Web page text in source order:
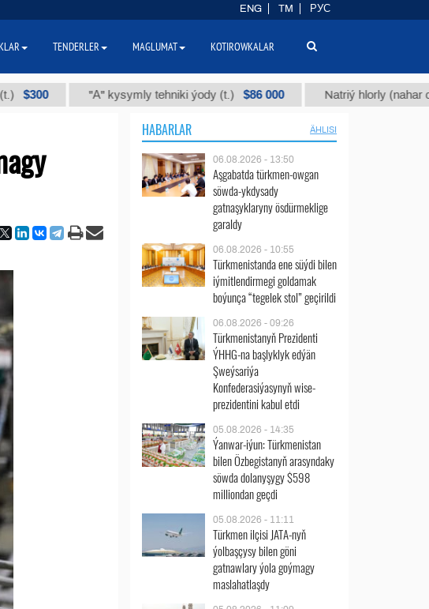
"А" kysymly tehniki ýody (t.) $86 000 Natriý hlorly (nahar duzy)
HABARLAR ÄHLISI
06.08.2026 - 13:50
Aşgabatda türkmen-owgan
söwda-ykdysady
gatnaşyklaryny ösdürmeklige
garaldy
06.08.2026 - 10:55
Türkmenistanda ene süýdi bilen
iýmitlendirmegi goldamak
boýunça “tegelek stol” geçirildi
06.08.2026 - 09:26
Türkmenistanyň Prezidenti
ÝHHG-na başlyklyk edýän
Şweýsariýa
Konfederasiýasynyň wise-
prezidentini kabul etdi
05.08.2026 - 14:35
Ýanwar-iýun: Türkmenistan
bilen Özbegistanyň arasyndaky
söwda dolanyşygy $598
milliondan geçdi
05.08.2026 - 11:11
Türkmen ilçisi JATA-nyň
ýolbaşçysy bilen göni
gatnawlary ýola goýmagy
maslahatlaşdy
ENG TM РУС
TENDERLER MAGLUMAT KOTIROWKALAR